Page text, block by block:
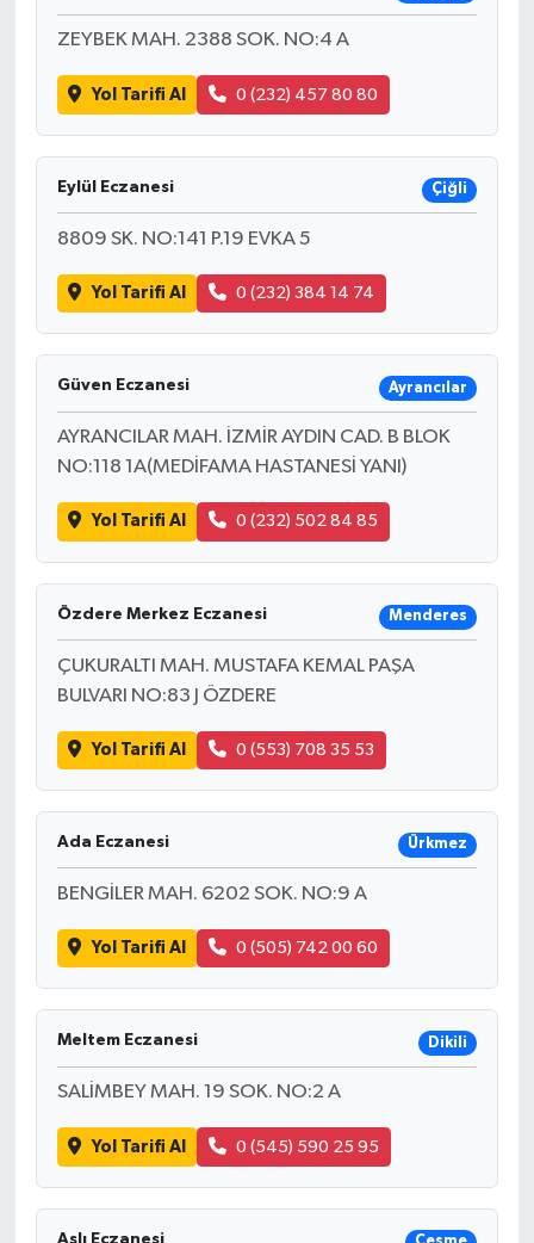
ZEYBEK MAH. 2388 SOK. NO:4 A
Yol Tarifi Al 0 (232) 457 80 80
Eylül Eczanesi Çiğli
8809 SK. NO:141 P.19 EVKA 5
Yol Tarifi Al 0 (232) 384 14 74
Güven Eczanesi Ayrancılar
AYRANCILAR MAH. İZMİR AYDIN CAD. B BLOK
NO:118 1A(MEDİFAMA HASTANESİ YANI)
Yol Tarifi Al 0 (232) 502 84 85
Özdere Merkez Eczanesi Menderes
ÇUKURALTI MAH. MUSTAFA KEMAL PAŞA
BULVARI NO:83 J ÖZDERE
Yol Tarifi Al 0 (553) 708 35 53
Ada Eczanesi Ürkmez
BENGİLER MAH. 6202 SOK. NO:9 A
Yol Tarifi Al 0 (505) 742 00 60
Meltem Eczanesi Dikili
SALİMBEY MAH. 19 SOK. NO:2 A
Yol Tarifi Al 0 (545) 590 25 95
Aslı Eczanesi